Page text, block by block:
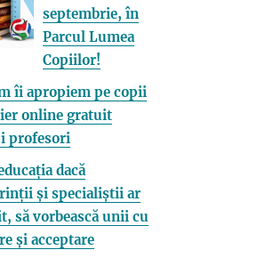
septembrie, în
Parcul Lumea
Copiilor!
îi apropiem pe copii
online gratuit
profesori
dacă
și specialiștii ar
să vorbească unii cu
și acceptare